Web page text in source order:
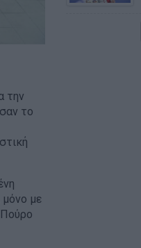
την
το
με